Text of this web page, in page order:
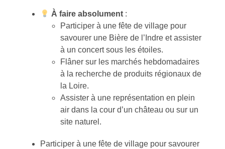
À faire absolument :
Participer à une fête de village pour
savourer une Bière de l’Indre et assister
à un concert sous les étoiles.
Flâner sur les marchés hebdomadaires
à la recherche de produits régionaux de
la Loire.
Assister à une représentation en plein
air dans la cour d’un château ou sur un
site naturel.
Participer à une fête de village pour savourer